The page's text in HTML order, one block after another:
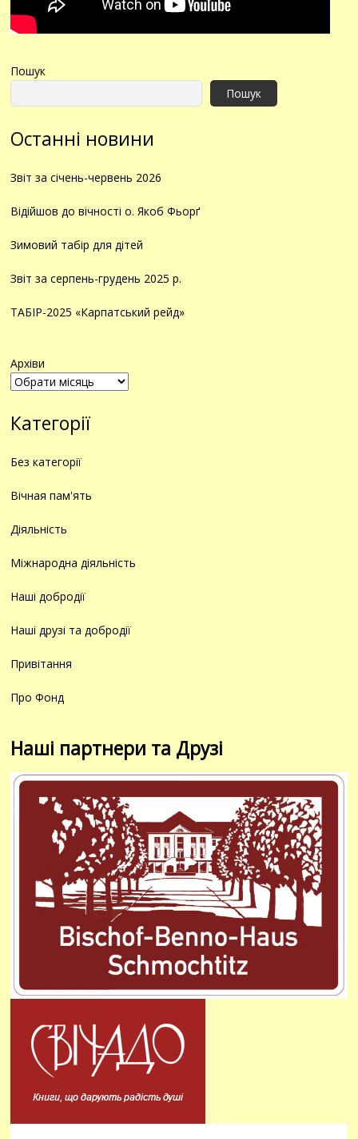
Пошук
Пошук
Останні новини
Звіт за січень-червень 2026
Відійшов до вічності о. Якоб Фьорґ
Зимовий табір для дітей
Звіт за серпень-грудень 2025 р.
ТАБІР-2025 «Карпатський рейд»
Архіви
Категорії
Без категорії
Вічная пам'ять
Діяльність
Міжнародна діяльність
Наші добродії
Наші друзі та добродії
Привітання
Про Фонд
Наші партнери та Друзі